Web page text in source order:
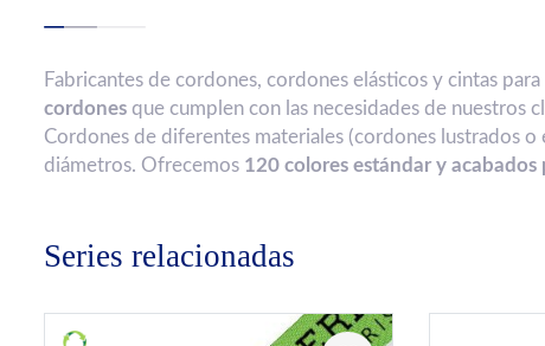
Fabricantes de cordones, cordones elásticos y cintas para
cordones que cumplen con las necesidades de nuestros
Cordones de diferentes materiales (cordones lustrados
diámetros. Ofrecemos 120 colores estándar y acabados
Series relacionadas